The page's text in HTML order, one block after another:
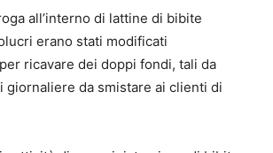
all’interno di lattine di bibite
erano stati modificati
ricavare dei doppi fondi, tali da
giornaliere da smistare ai clienti di